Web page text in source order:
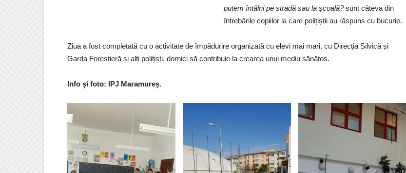
putem întâlni pe stradă sau la școală?sunt câteva din
întrebările copiilor la care polițiștii au răspuns cu bucurie.
Ziua a fost completată cu o activitate de împădurire organizată cu elevi mai mari, cu Direcția Silvică și
Garda Forestieră și alți polițiști, dornici să contribuie la crearea unui mediu sănătos.
Info și foto: IPJ Maramureș.